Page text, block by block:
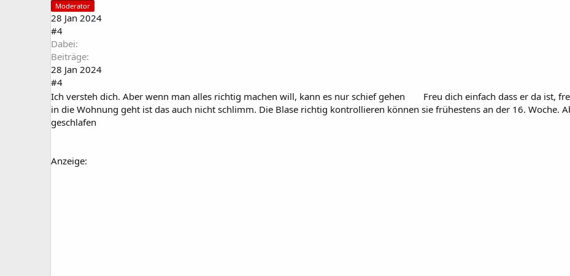
Moderator
28 Jan 2024
#4
Dabei
Beiträge
28 Jan 2024
#4
Ich versteh dich. Aber wenn man alles richtig machen will, kann es nur schief gehen
Freu dich einfach dass er da ist,
in die Wohnung geht ist das auch nicht schlimm. Die Blase richtig kontrollieren können sie frühestens an der 16. Woche.
geschlafen
Anzeige: